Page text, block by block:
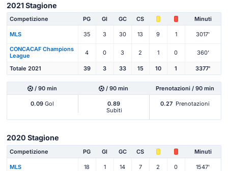
2021 Stagione
Competizione PG Gl GC CS Minuti
MLS 35 3 30 13 9 1 3017'
CONCACAF Champions
League
4 0 3 2 1 0 360'
Totale 2021 39 3 33 15 10 1 3377'
/ 90 min / 90 min Prenotazioni / 90 min
0.09 Gol
0.89
Subiti
0.27 Prenotazioni
2020 Stagione
Competizione PG Gl GC CS Minuti
MLS 18 1 14 7 2 0 1547'